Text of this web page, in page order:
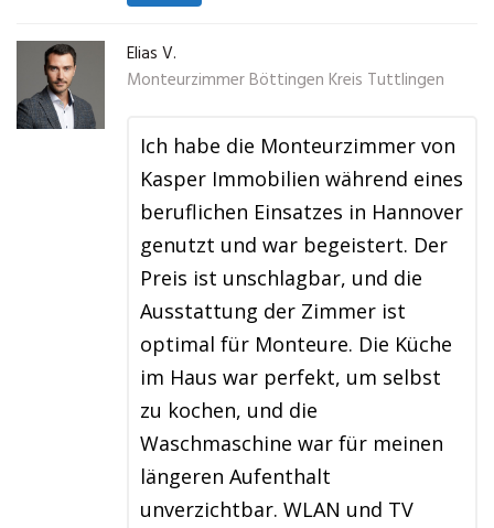
Elias V.
Monteurzimmer Böttingen Kreis Tuttlingen
Ich habe die Monteurzimmer von
Kasper Immobilien während eines
beruflichen Einsatzes in Hannover
genutzt und war begeistert. Der
Preis ist unschlagbar, und die
Ausstattung der Zimmer ist
optimal für Monteure. Die Küche
im Haus war perfekt, um selbst
zu kochen, und die
Waschmaschine war für meinen
längeren Aufenthalt
unverzichtbar. WLAN und TV